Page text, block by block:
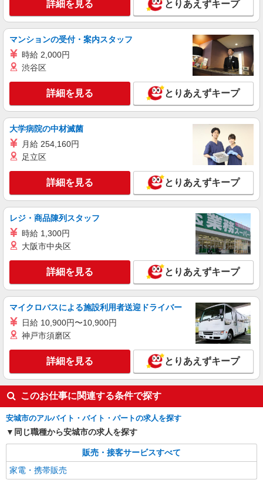
万円支給(規定有) お友達を紹介頂くと, インセンテ
ィブ支給(規定有) ★月2回払い・週払い可能（規程
キープ 詳細を見る
紹介予定派遣
株式会社シエロ
NEW
【ソフトバンク】の店舗スタッフ
時給1600円〜1700円（経験・能力による） ※
残業代支給 ★交通費別途支給（規定あり） ゜
+゜・。○。・゜+゜・。○。・゜+゜ 入社祝い金10
万円支給(規定有) お友達を紹介頂くと, インセンテ
ィブ支給(規定有) ★月2回払い・週払い可能（規程
有）★ ゜・。○。・゜+゜・。○。・゜+゜
愛知県安城市のsoftbankショップ
キープ 詳細を見る
株式会社シエロ
NEW
【softbank】の携帯販売スタッフ
月給 201000円 〜231000円（経験・能力によ
る） 固定残業代: 11000円 〜11000円（7時間相
当） ＊時間外手当は時間外労働の有無にかかわら
ず、固定残業代として支給し、相当時間を超える
時間外労働分は法定どおり追加で支給します。 ■
その他賞与 年2回昇給 年1回販売手当、資格手当
扶養家族手当年末年始手当バースデー手当 ★交通
費全額支給 ゜+゜・。○。・゜+゜・。○。・゜+゜
と, インセンティブ支給(規定有) ゜・。○。・゜
愛知県安城市のsoftbankショップ
キープ 詳細を見る
詳細を見る とりあえずキープ
マンションの受付・案内スタッフ
時給 2,000円
渋谷区
詳細を見る とりあえずキープ
大学病院の中材滅菌
月給 254,160円
足立区
詳細を見る とりあえずキープ
レジ・商品陳列スタッフ
時給 1,300円
大阪市中央区
詳細を見る とりあえずキープ
マイクロバスによる施設利用者送迎ドライバー
日給 10,900円〜10,900円
神戸市須磨区
詳細を見る とりあえずキープ
このお仕事に関連する条件で探す
安城市のアルバイト・バイト・パートの求人を探す
同じ職種から安城市の求人を探す
販売・接客サービスすべて
家電・携帯販売